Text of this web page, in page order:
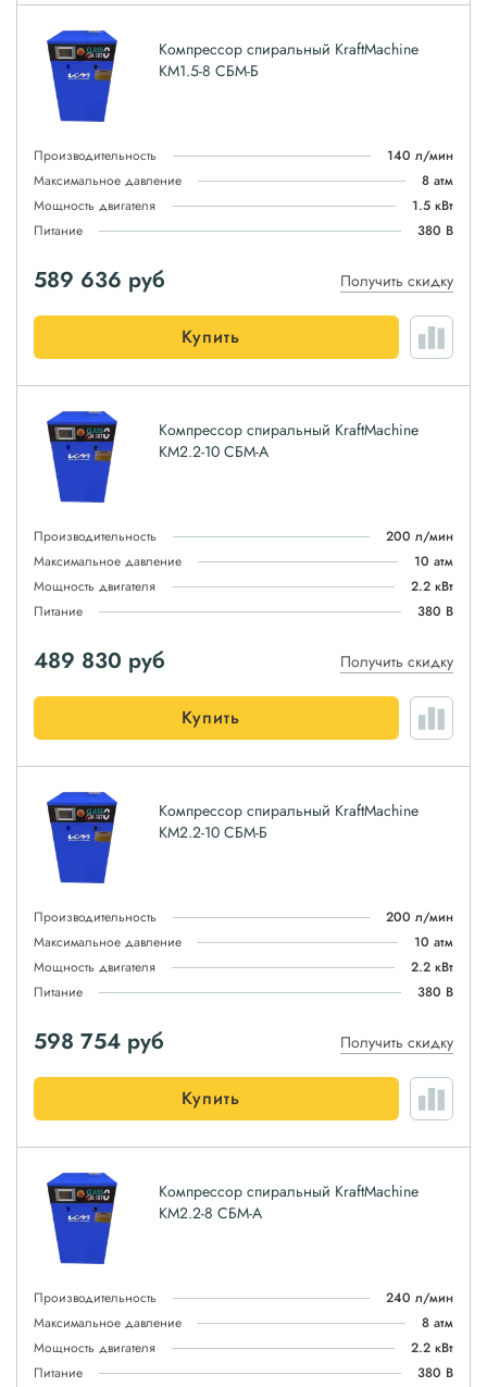
Компрессор спиральный KraftMachine
КМ1.5-8 СБМ-Б
Производительность
140 л/мин
Максимальное давление
8 атм
Мощность двигателя
1.5 кВт
Питание
380 В
589 636 руб Получить скидку
Купить
Компрессор спиральный KraftMachine
КМ2.2-10 СБМ-А
Производительность
200 л/мин
Максимальное давление
10 атм
Мощность двигателя
2.2 кВт
Питание
380 В
489 830 руб Получить скидку
Купить
Компрессор спиральный KraftMachine
КМ2.2-10 СБМ-Б
Производительность
200 л/мин
Максимальное давление
10 атм
Мощность двигателя
2.2 кВт
Питание
380 В
598 754 руб Получить скидку
Купить
Компрессор спиральный KraftMachine
КМ2.2-8 СБМ-А
Производительность
240 л/мин
Максимальное давление
8 атм
Мощность двигателя
2.2 кВт
Питание
380 В